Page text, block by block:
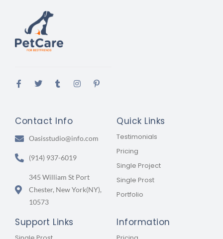
Contact Info
Oasisstudio@info.com
(914) 937-6019
345 William St Port
Chester, New York(NY),
10573
Quick Links
Testimonials
Pricing
Single Project
Single Prost
Portfolio
Support Links Information